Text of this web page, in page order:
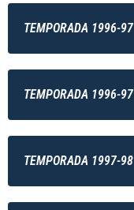
TEMPORADA 1996-97
TEMPORADA 1996-97
TEMPORADA 1997-98